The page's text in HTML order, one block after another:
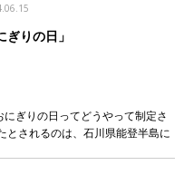
りの日」
ぎりの日ってどうやって制定さ
とされるのは、石川県能登半島に